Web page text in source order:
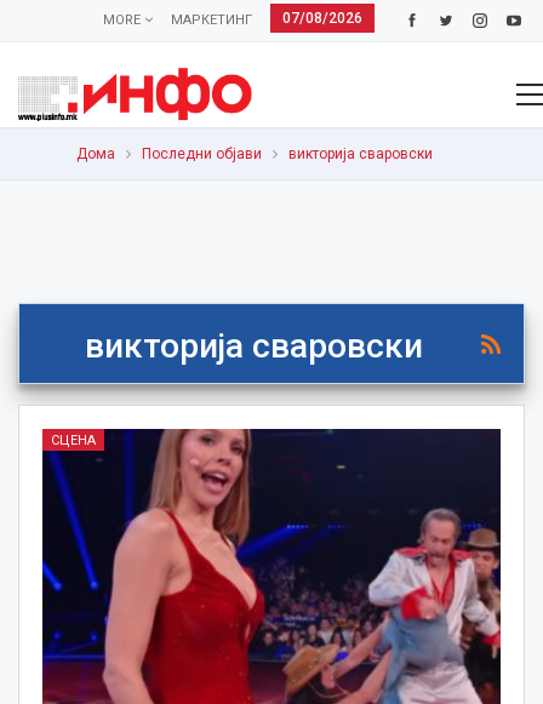
07/08/2026
МАРКЕТИНГ
MORE
Дома Последни објави викторија сваровски
викторија сваровски
СЦЕНА